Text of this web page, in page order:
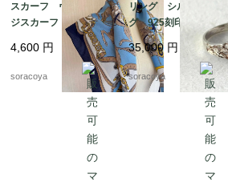
スカーフ ヴィンテー
ジスカーフ ネイビー
フレーム 馬 騎兵隊
12acet15
4,600 円
soracoya
リング シルバーリン
グ 925刻印 クジャ
ク石 マラカート 13
号 グリーンマーブル
ストーン 銀細工 天
然石
35,000 円
soracoya